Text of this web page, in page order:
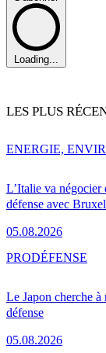
Loading...
LES PLUS
L’Italie va négocier
défense avec
05.08.2026
ENERGIE,
Le Japon cherche à
défense
05.08.2026
PRODÉFENSE